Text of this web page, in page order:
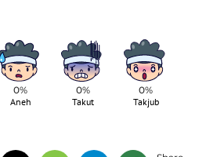
0%
Aneh
0%
Takut
0%
Takjub